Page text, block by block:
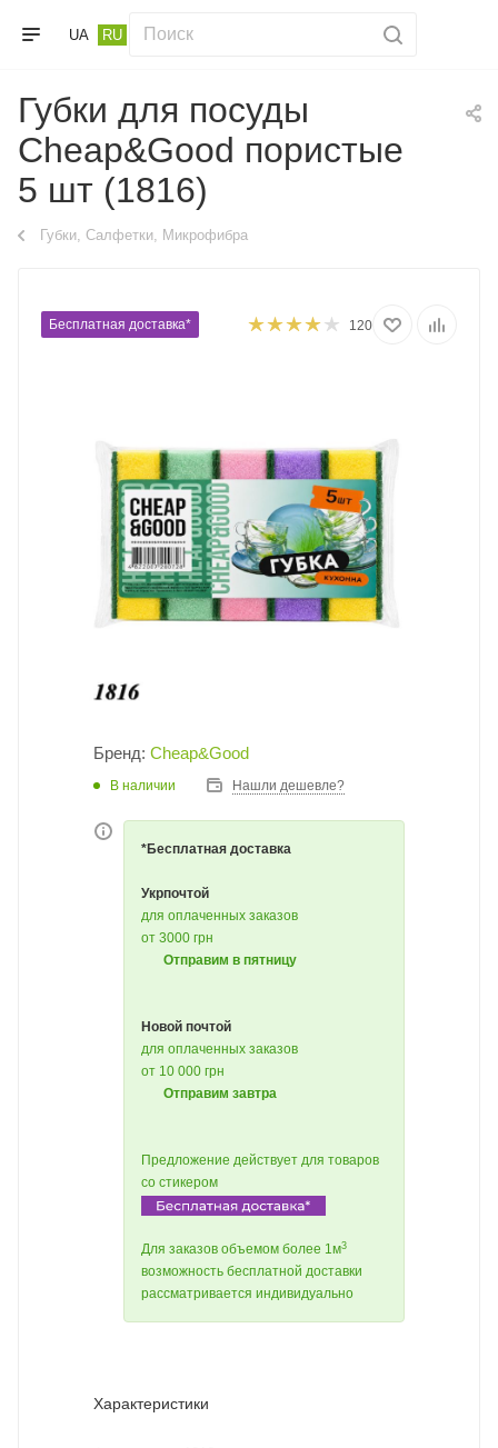
UA RU
Губки для посуды
Cheap&Good пористые
5 шт (1816)
Губки, Салфетки, Микрофибра
Бесплатная доставка* 120
Бренд: Cheap&Good
В наличии Нашли дешевле?
*Бесплатная доставка
Укрпочтой
для оплаченных заказов
от 3000 грн
Отправим в пятницу
Новой почтой
для оплаченных заказов
от 10 000 грн
Отправим завтра
Предложение действует для товаров
со стикером
Для заказов объемом более 1м3
возможность бесплатной доставки
рассматривается индивидуально
Характеристики